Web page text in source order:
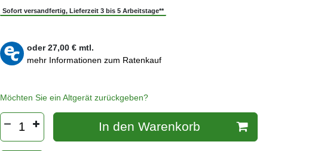
Sofort versandfertig, Lieferzeit 3 bis 5 Arbeitstage**
oder27,00€ mtl.
mehr Informationen zum Ratenkauf
Möchten Sie ein Altgerät zurückgeben?
In den Warenkorb